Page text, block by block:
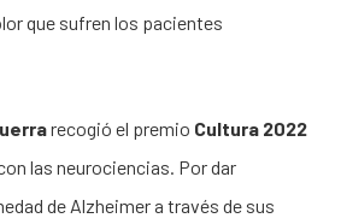
que sufren los pacientes
recogió el premio Cultura 2022
las neurociencias. Por dar
de Alzheimer a través de sus